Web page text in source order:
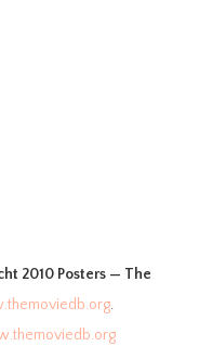
2010 Posters — The
.